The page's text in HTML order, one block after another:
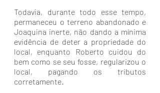
Todavia, durante todo esse tempo,
permaneceu o terreno abandonado e
Joaquina inerte, não dando a mínima
evidência de deter a propriedade do
local, enquanto Roberto cuidou do
bem como se seu fosse, regularizou o
local, pagando os tributos
corretamente.